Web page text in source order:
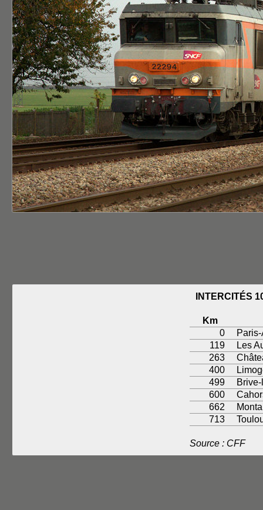
INTERCITÉS
Km
0
119
Les
263
400
499
600
662
713
Source : CFF